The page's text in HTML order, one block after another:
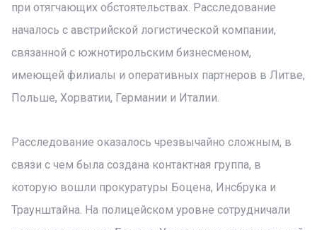
при отягчающих обстоятельствах. Расследование
началось с австрийской логистической компании,
связанной с южнотирольским бизнесменом,
имеющей филиалы и оперативных партнеров в Литве,
Польше, Хорватии, Германии и Италии.
Расследование оказалось чрезвычайно сложным, в
связи с чем была создана контактная группа, в
которую вошли прокуратуры Боцена, Инсбрука и
Траунштайна. На полицейском уровне сотрудничали